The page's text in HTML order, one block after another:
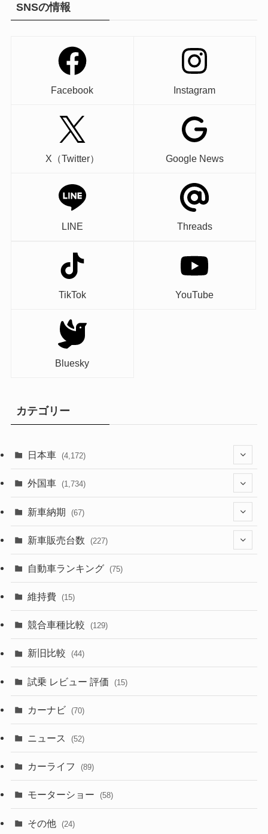
SNSの情報
Facebook Instagram
X（Twitter） Google News
LINE Threads
TikTok YouTube
Bluesky
カテゴリー
日本車 (4,172)
(1,321)
(329)
(357)
(328)
(253)
外国車 (1,734)
(242)
(85)
(84)
(50)
(43)
(6)
(9)
(58)
(28)
(27)
(26)
新車納期 (67)
(28)
(8)
(3)
(3)
新車販売台数 (227)
(21)
(5)
(7)
自動車ランキング (75)
維持費 (15)
競合車種比較 (129)
新旧比較 (44)
試乗 レビュー 評価 (15)
カーナビ (70)
ニュース (52)
カーライフ (89)
モーターショー (58)
その他 (24)